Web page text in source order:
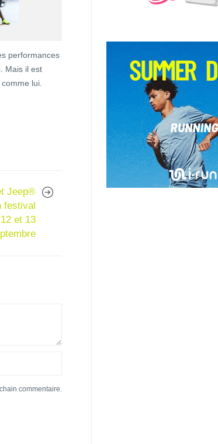
performances
Mais il est
lui.
Jeep®
festival
et 13
commentaire.